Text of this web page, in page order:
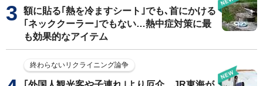
額に貼る｢熱を冷ますシート｣でも､首にかける
｢ネッククーラー｣でもない…熱中症対策に最
も効果的なアイテム
終わらないリクライニング論争